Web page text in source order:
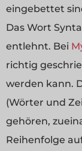
eingebettet
Das Wort
entlehnt. Bei
richtig
werden kann.
(Wörter und
gehören,
Reihenfolge